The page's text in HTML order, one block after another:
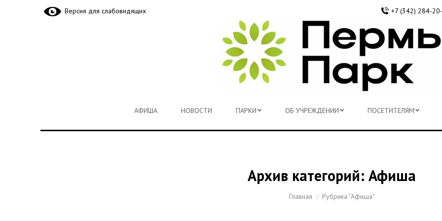
Версия для слабовидящих +7 (342) 284-
АФИША НОВОСТИ ПАРКИ ОБ УЧРЕЖДЕНИИ ПОСЕТИТЕЛЯМ
Архив категорий: Афиша
Вы здесь:
Главная Рубрика "Афиша"
ПАРКИ ОБ УЧРЕЖДЕНИИ